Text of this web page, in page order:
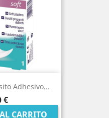
Adhesivo...
€
CARRITO